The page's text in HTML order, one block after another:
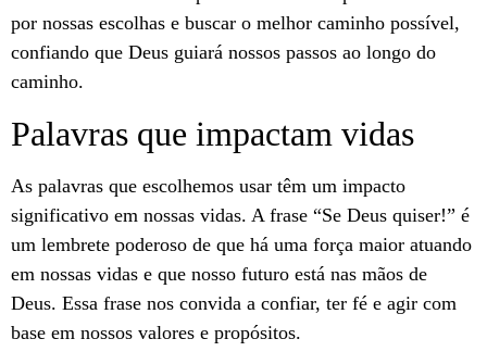
por nossas escolhas e buscar o melhor caminho possível,
confiando que Deus guiará nossos passos ao longo do
caminho.
Palavras que impactam vidas
As palavras que escolhemos usar têm um impacto
significativo em nossas vidas. A frase “Se Deus quiser!” é
um lembrete poderoso de que há uma força maior atuando
em nossas vidas e que nosso futuro está nas mãos de
Deus. Essa frase nos convida a confiar, ter fé e agir com
base em nossos valores e propósitos.